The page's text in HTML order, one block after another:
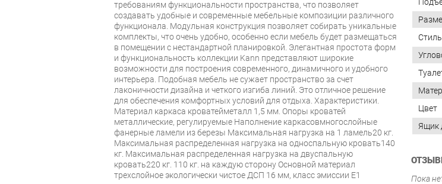
требованиям функциональности пространства, что позволяет
создавать удобные и современные мебельные композиции различного
функционала. Модульная конструкция позволяет собирать уникальные
комплекты, что очень удобно, особенно если мебель будет размещаться
в помещении с нестандартной планировкой. Элегантная простота форм
и функциональность коллекции Kann представляют широкие
возможности для построения современного, динамичного и удобного
интерьера. Подобная мебель не сужает пространство за счет
лаконичности дизайна и четкого изгиба линий. Это отличное решение
для обеспечения комфортных условий для отдыха. Характеристики.
Материал каркаса кроватейметалл 1,5 мм. Опоры кроватей
металлические, регулируемые Наполнение каркасовмногослойные
фанерные ламели из березы Максимальная нагрузка на 1 ламель20 кг.
Максимальная распределенная нагрузка на односпальную кровать140
кг. Максимальная распределенная нагрузка на двуспальную
кровать220 кг. 110 кг. на каждую сторону Основной материал
трехслойное экологически чистое ДСП 16 мм, класс эмиссии Е1
Цвет
Ящик
Пока